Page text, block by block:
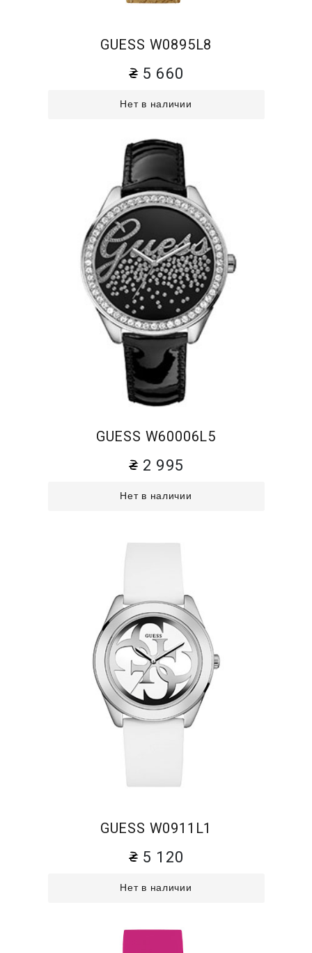
GUESS W0895L8
5 660
Нет в наличии
GUESS W60006L5
2 995
Нет в наличии
GUESS W0911L1
5 120
Нет в наличии